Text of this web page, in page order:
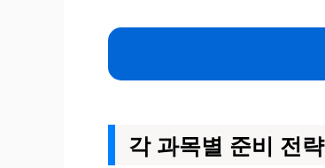
각 과목별 준비 전략